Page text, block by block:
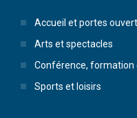
Accueil et portes
Arts et spectacles
Conférence, formation
Sports et loisirs